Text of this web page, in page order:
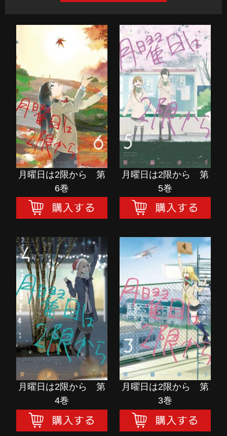
月曜日は2限から 第
6巻
購入する
月曜日は2限から 第
6巻
月曜日は2限から 第
5巻
購入する
月曜日は2限から 第
5巻
月曜日は2限から 第
4巻
購入する
月曜日は2限から 第
4巻
月曜日は2限から 第
3巻
購入する
月曜日は2限から 第
3巻